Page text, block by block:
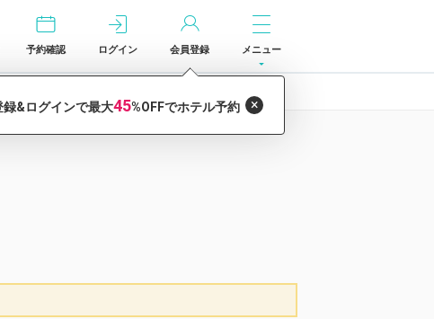
予約確認 ログイン 会員登録 メニュー